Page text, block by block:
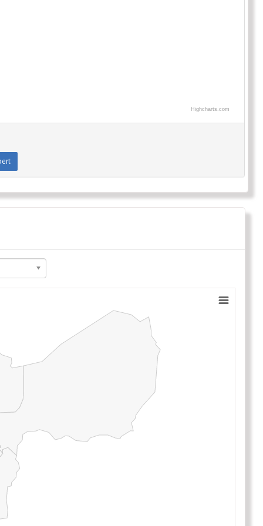
Highcharts.com